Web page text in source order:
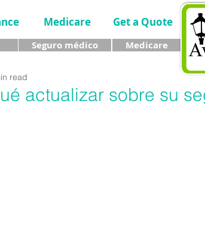
Medicare
Seguro médico
Get a Quote
Medicare
actualizar sobre su
read